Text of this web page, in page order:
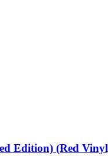
Edition) (Red